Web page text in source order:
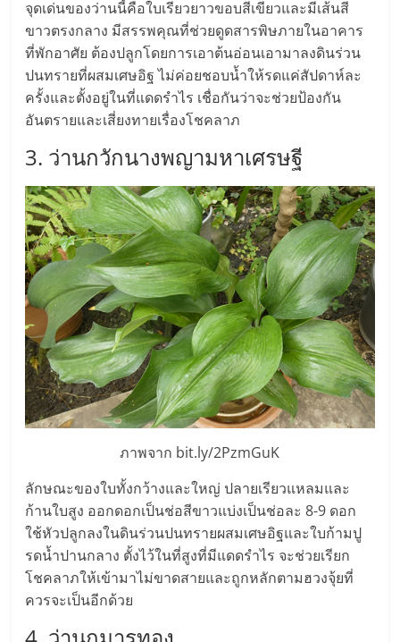
ทุน
ไว,
ที่
ปรึกษา
การ
ลงทุน
และ
ขยาย
สา
ขา
แฟ
รน
ไชส์,
จุดเด่นของว่านนี้คือใบเรียวยาวขอบสีเขียวและมีเส้นสี
ขาวตรงกลาง มีสรรพคุณที่ช่วยดูดสารพิษภายในอาคาร
ที่พักอาศัย ต้องปลูกโดยการเอาต้นอ่อนเอามาลงดินร่วน
ปนทรายที่ผสมเศษอิฐ ไม่ค่อยชอบน้ำให้รดแค่สัปดาห์ละ
ครั้งและตั้งอยู่ในที่แดดรำไร เชื่อกันว่าจะช่วยป้องกัน
อันตรายและเสี่ยงทายเรื่องโชคลาภ
3. ว่านกวักนางพญามหาเศรษฐี
ภาพจาก bit.ly/2PzmGuK
ลักษณะของใบทั้งกว้างและใหญ่ ปลายเรียวแหลมและ
ก้านใบสูง ออกดอกเป็นช่อสีขาวแบ่งเป็นช่อละ 8-9 ดอก
ใช้หัวปลูกลงในดินร่วนปนทรายผสมเศษอิฐและใบก้ามปู
รดน้ำปานกลาง ตั้งไว้ในที่สูงที่มีแดดรำไร จะช่วยเรียก
โชคลาภให้เข้ามาไม่ขาดสายและถูกหลักตามฮวงจุ้ยที่
ควรจะเป็นอีกด้วย